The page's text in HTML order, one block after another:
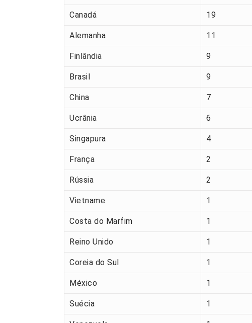
Canadá 19
Alemanha 11
Finlândia 9
Brasil 9
China 7
Ucrânia 6
Singapura 4
França 2
Rússia 2
Vietname 1
Costa do Marfim 1
Reino Unido 1
Coreia do Sul 1
México 1
Suécia 1